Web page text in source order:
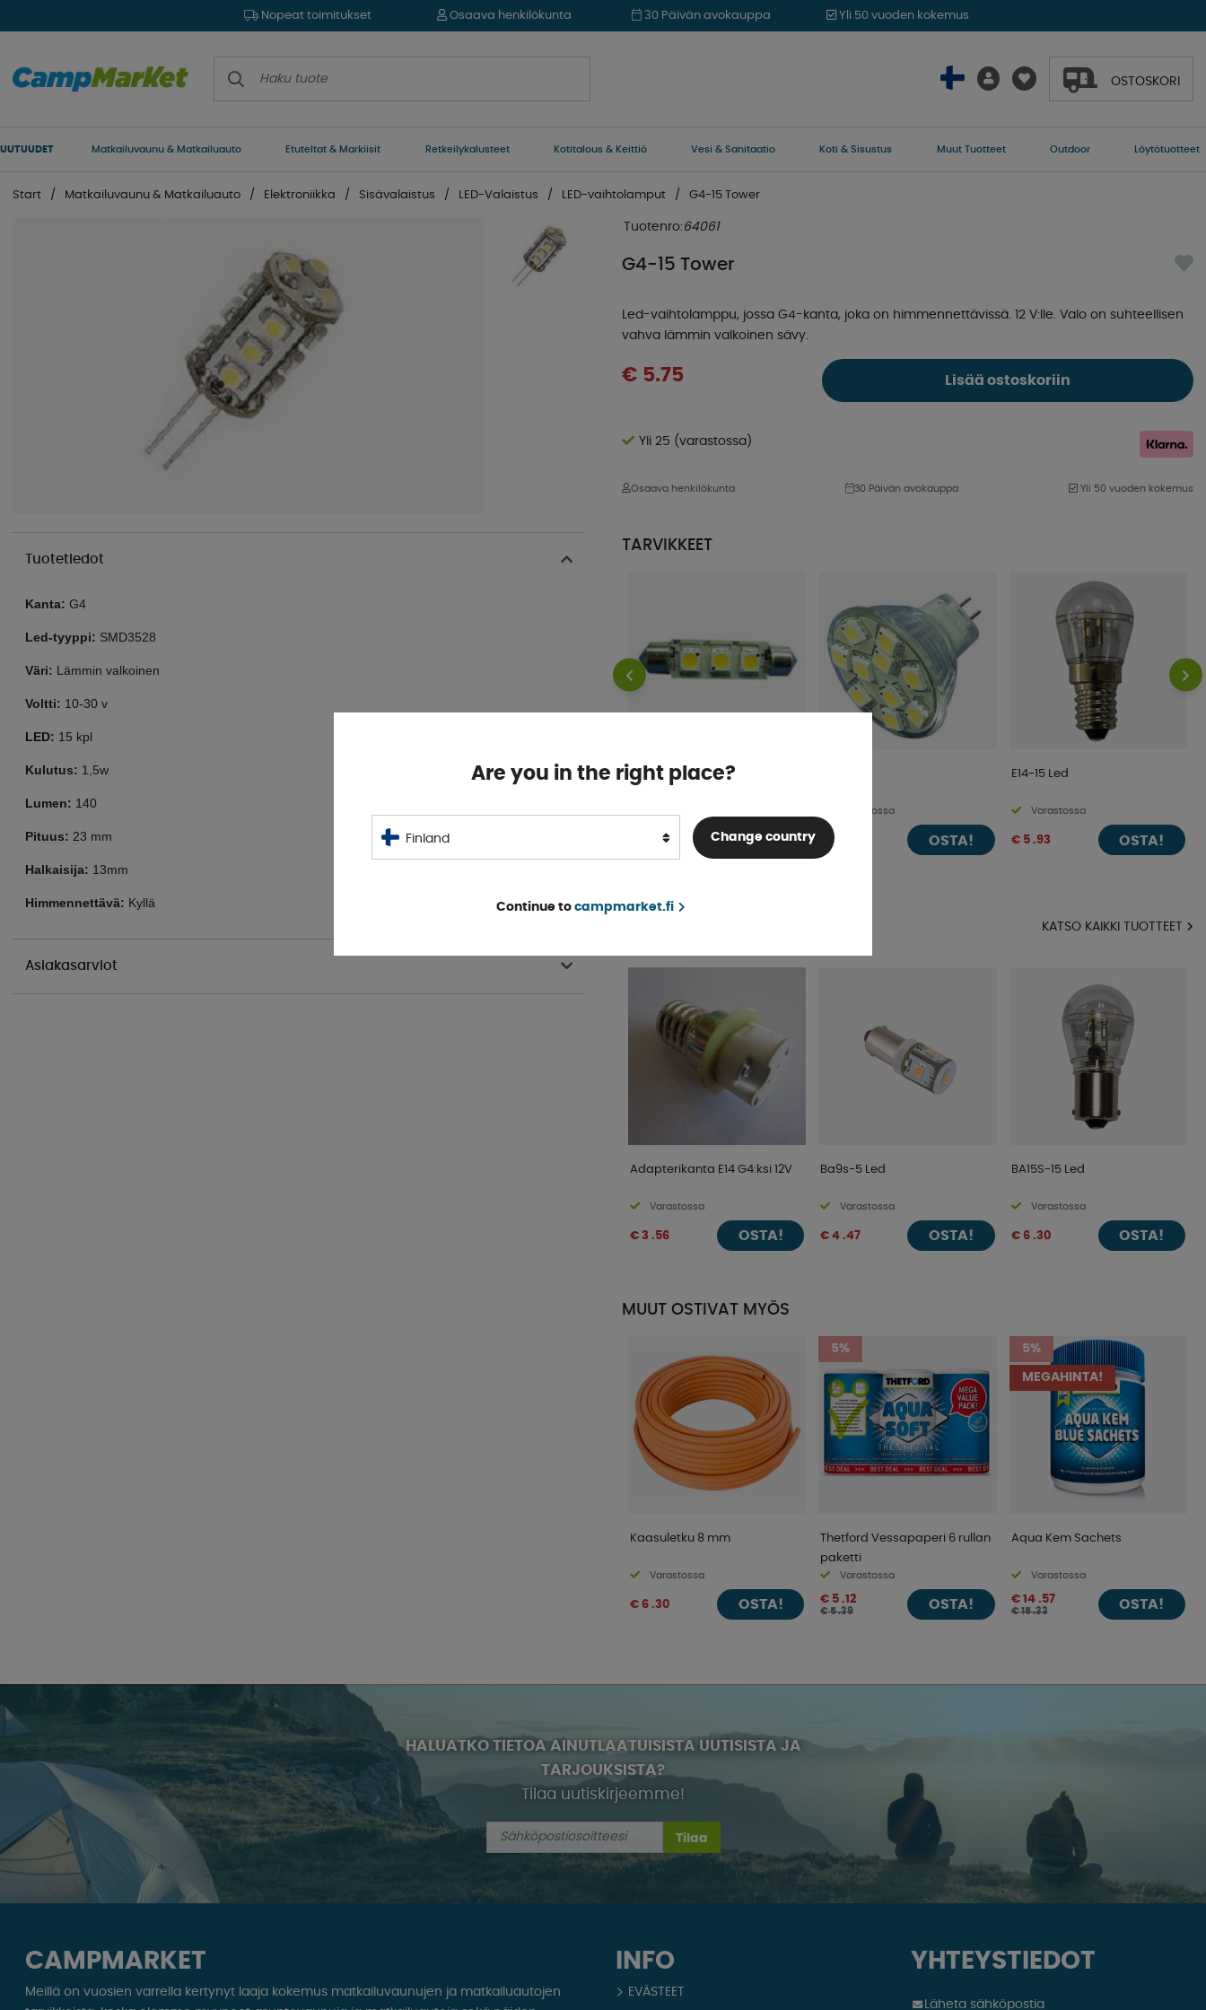
Nopeat toimitukset Osaava henkilökunta 30 Päivän avokauppa Yli 50 vuoden kokemus
OSTOSKORI
UUTUUDET Matkailuvaunu & Matkailuauto Etuteltat & Markiisit Retkeilykalusteet Kotitalous & Keittiö Vesi & Sanitaatio Koti & Sisustus Muut Tuotteet Outdoor Löytötuotteet
Start Matkailuvaunu & Matkailuauto Elektroniikka Sisävalaistus LED-Valaistus LED-vaihtolamput G4-15 Tower
Tuotenro: 64061
G4-15 Tower
Led-vaihtolamppu, jossa G4-kanta, joka on himmennettävissä. 12 V:lle. Valo on suhteellisen
vahva lämmin valkoinen sävy.
€ 5.75 Lisää ostoskoriin
Yli 25 (varastossa)
Osaava henkilökunta 30 Päivän avokauppa Yli 50 vuoden kokemus
Tuotetiedot
Kanta: G4
Led-tyyppi: SMD3528
Väri: Lämmin valkoinen
Voltti: 10-30 v
LED: 15 kpl
Kulutus: 1,5w
Lumen: 140
Pituus: 23 mm
Halkaisija: 13mm
Himmennettävä: Kyllä
Asiakasarviot
TARVIKKEET
Sukkulalamppu 3-42mm Led
€ 4 .11 OSTA!
Varastossa
€ 6 .66 OSTA!
E14-15 Led
Varastossa
€ 5 .93 OSTA!
SUOSITTU SAMASSA
KATSO KAIKKI TUOTTEET
Adapterikanta E14 G4:ksi 12V
Varastossa
€ 3 .56 OSTA!
Ba9s-5 Led
Varastossa
€ 4 .47 OSTA!
BA15S-15 Led
Varastossa
€ 6 .30 OSTA!
MUUT OSTIVAT MYÖS
Kaasuletku 8 mm
Varastossa
€ 6 .30 OSTA!
5%
Thetford Vessapaperi 6 rullan
paketti
Varastossa
€ 5 .12
€ 5 .39 OSTA!
5%
MEGAHINTA!
Aqua Kem Sachets
Varastossa
€ 14 .57
€ 15 .33 OSTA!
Are you in the right place?
Finland Change country
Continue to campmarket.fi
HALUATKO TIETOA AINUTLAATUISISTA UUTISISTA JA
TARJOUKSISTA?
Tilaa uutiskirjeemme!
Tilaa
INFO
EVÄSTEET
YHTEYSTIEDOT
Läheta sähköpostia
CAMPMARKET
Meillä on vuosien varrella kertynyt laaja kokemus matkailuvaunujen ja matkailuautojen